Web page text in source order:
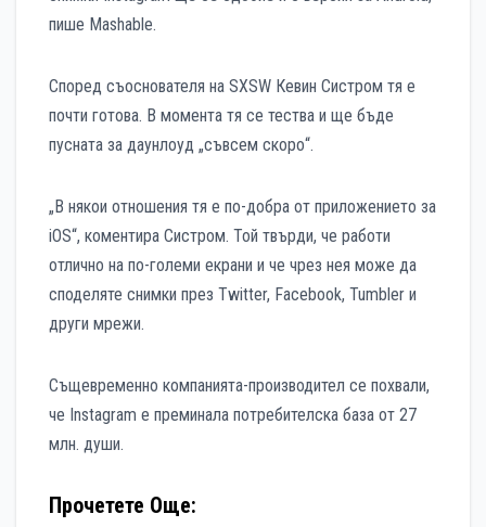
пише Mashable.
Според съоснователя на SXSW Кевин Систром тя е
почти готова. В момента тя се тества и ще бъде
пусната за даунлоуд „съвсем скоро“.
„В някои отношения тя е по-добра от приложението за
iOS“, коментира Систром. Той твърди, че работи
отлично на по-големи екрани и че чрез нея може да
споделяте снимки през Twitter, Facebook, Tumbler и
други мрежи.
Същевременно компанията-производител се похвали,
че Instagram е преминала потребителска база от 27
млн. души.
Прочетете Още: